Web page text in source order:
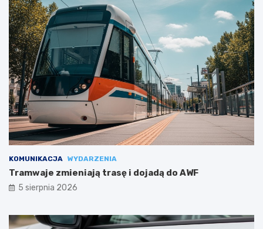
KOMUNIKACJA WYDARZENIA
Tramwaje zmieniają trasę i dojadą do AWF
5 sierpnia 2026